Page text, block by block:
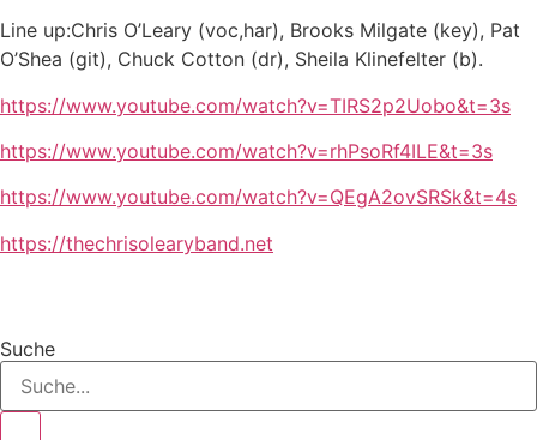
Line up:Chris O’Leary (voc,har), Brooks Milgate (key), Pat
O’Shea (git), Chuck Cotton (dr), Sheila Klinefelter (b).
https://www.youtube.com/watch?v=TIRS2p2Uobo&t=3s
https://www.youtube.com/watch?v=rhPsoRf4ILE&t=3s
https://www.youtube.com/watch?v=QEgA2ovSRSk&t=4s
https://thechrisolearyband.net
Suche